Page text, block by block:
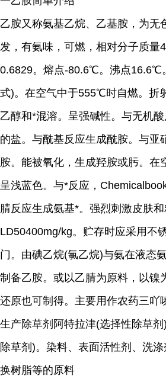
乙胺又称氨基乙烷、乙基胺，为无
发，有氨味，可燃，相对分子质量
0.6829。熔点-80.6℃。沸点16.6℃
式)。在空气中于555℃时自燃。折
乙醇和*混溶。呈强碱性。与无机
的盐。与酰基反应生成酰胺。与亚
胺。能被氧化，生成羟胺或肟。在
呈浅蓝色。与*反应，
腈反应生成氨基*。强烈刺激皮肤
LD50400mg/kg。贮存时应采用不
门。由碘乙烷(氯乙烷)与氨在液态
制备乙胺。或以乙腈为原料，以镍
还原也可制得。主要用作农药三吖
生产除草剂阿特拉津(选择性除草
除草剂)。染料、表面活性剂、洗
换树脂等的原料